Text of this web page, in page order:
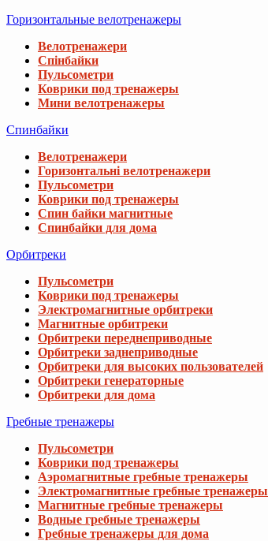
Горизонтальные велотренажеры
Велотренажери
Спінбайки
Пульсометри
Коврики под тренажеры
Мини велотренажеры
Спинбайки
Велотренажери
Горизонтальні велотренажери
Пульсометри
Коврики под тренажеры
Спин байки магнитные
Спинбайки для дома
Орбитреки
Пульсометри
Коврики под тренажеры
Электромагнитные орбитреки
Магнитные орбитреки
Орбитреки переднеприводные
Орбитреки заднеприводные
Орбитреки для высоких пользователей
Орбитреки генераторные
Орбитреки для дома
Гребные тренажеры
Пульсометри
Коврики под тренажеры
Аэромагнитные гребные тренажеры
Электромагнитные гребные тренажеры
Магнитные гребные тренажеры
Водные гребные тренажеры
Гребные тренажеры для дома